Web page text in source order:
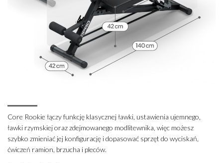
Core Rookie łączy funkcję klasycznej ławki, ustawienia ujemnego,
ławki rzymskiej oraz zdejmowanego modlitewnika, więc możesz
szybko zmieniać jej konfigurację i dopasować sprzęt do wyciskań,
ćwiczeń ramion, brzucha i pleców.